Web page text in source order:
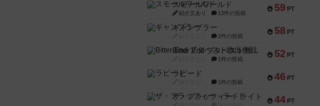
59 PT
スモールワールド
紹介文あり 13件の投稿
58 PT
ギャンブラー
2件の投稿
52 PT
Bitter End ブタペスト救出作戦
1件の投稿
46 PT
ラピード
1件の投稿
44 PT
ザ・フラッフィー・ライト